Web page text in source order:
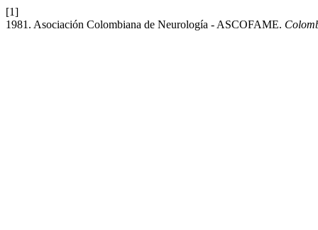
[1]
1981. Asociación Colombiana de Neurología - ASCOFAME.